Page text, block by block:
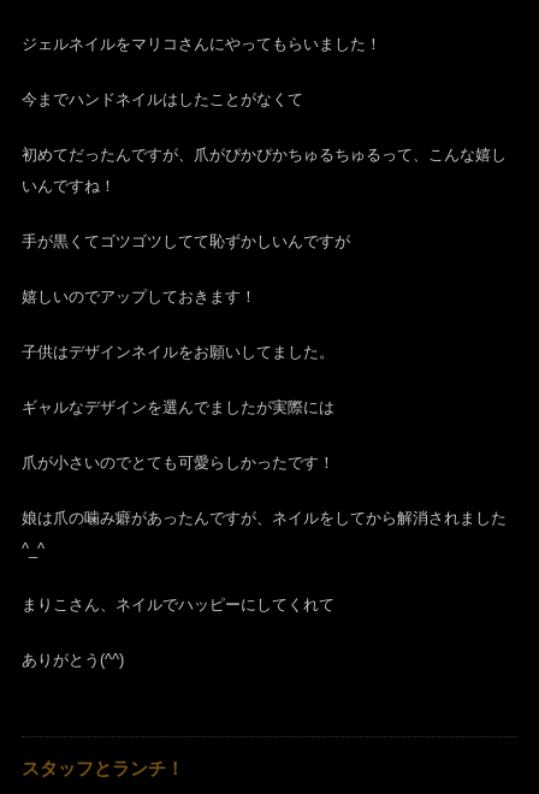
ジェルネイルをマリコさんにやってもらいました！
今までハンドネイルはしたことがなくて
初めてだったんですが、爪がぴかぴかちゅるちゅるって、こんな嬉し
いんですね！
手が黒くてゴツゴツしてて恥ずかしいんですが
嬉しいのでアップしておきます！
子供はデザインネイルをお願いしてました。
ギャルなデザインを選んでましたが実際には
爪が小さいのでとても可愛らしかったです！
娘は爪の噛み癖があったんですが、ネイルをしてから解消されました
^_^
まりこさん、ネイルでハッピーにしてくれて
ありがとう(^^)
スタッフとランチ！